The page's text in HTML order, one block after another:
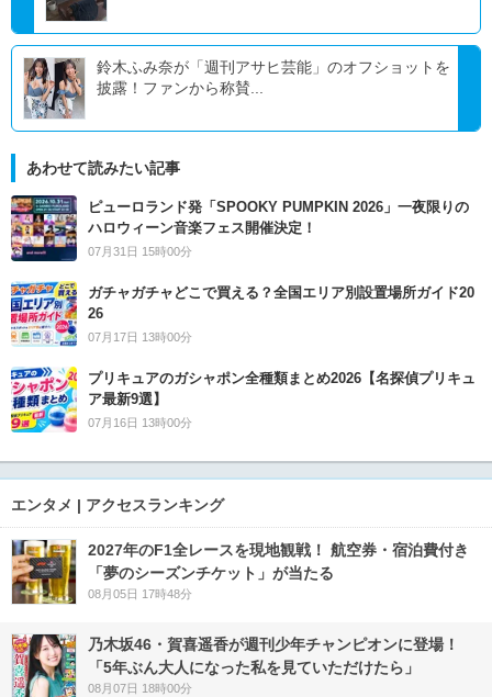
鈴木ふみ奈が「週刊アサヒ芸能」のオフショットを
披露！ファンから称賛...
あわせて読みたい記事
ピューロランド発「SPOOKY PUMPKIN 2026」一夜限りの
ハロウィーン音楽フェス開催決定！
07月31日 15時00分
ガチャガチャどこで買える？全国エリア別設置場所ガイド20
26
07月17日 13時00分
プリキュアのガシャポン全種類まとめ2026【名探偵プリキュ
ア最新9選】
07月16日 13時00分
エンタメ | アクセスランキング
2027年のF1全レースを現地観戦！ 航空券・宿泊費付き
「夢のシーズンチケット」が当たる
08月05日 17時48分
乃木坂46・賀喜遥香が週刊少年チャンピオンに登場！
「5年ぶん大人になった私を見ていただけたら」
08月07日 18時00分